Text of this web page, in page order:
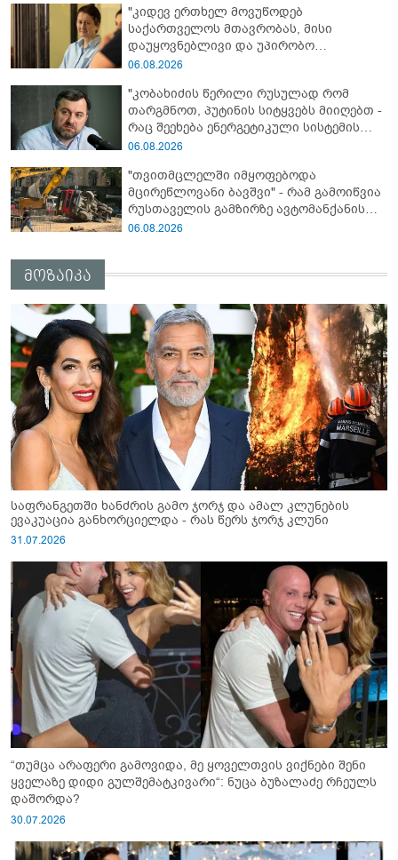
"კიდევ ერთხელ მოვუწოდებ
საქართველოს მთავრობას, მისი
დაუყოვნებლივი და უპირობო
გათავისუფლებისკენ" - რას წერს ეუთო-ს
06.08.2026
"კობახიძის წერილი რუსულად რომ
თარგმნოთ, პუტინის სიტყვებს მიიღებთ -
რაც შეეხება ენერგეტიკული სისტემის
პრობლემას, ნამდვილად ვაპირებ
არამედ აღვადგინო ხაზის ტელეფონიც" -
გია ჯაფარიძე
06.08.2026
"თვითმცლელში იმყოფებოდა
მცირეწლოვანი ბავშვი" - რამ გამოიწვია
რუსთაველის გამზირზე ავტომანქანის
გადაბრუნება: “ჯივიპი” განცხადებას
06.08.2026
მოზაიკა
საფრანგეთში ხანძრის გამო ჯორჯ და ამალ კლუნების
ევაკუაცია განხორციელდა - რას წერს ჯორჯ კლუნი
31.07.2026
“თუმცა არაფერი გამოვიდა, მე ყოველთვის ვიქნები შენი
ყველაზე დიდი გულშემატკივარი“: ნუცა ბუზალაძე რჩეულს
დაშორდა?
30.07.2026